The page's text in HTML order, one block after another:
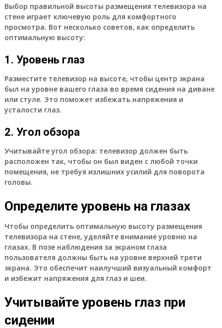
Выбор правильной высоты размещения телевизора на
стене играет ключевую роль для комфортного
просмотра. Вот несколько советов, как определить
оптимальную высоту:
1. Уровень глаз
Разместите телевизор на высоте, чтобы центр экрана
был на уровне вашего глаза во время сидения на диване
или стуле. Это поможет избежать напряжения и
усталости глаз.
2. Угол обзора
Учитывайте угол обзора: телевизор должен быть
расположен так, чтобы он был виден с любой точки
помещения, не требуя излишних усилий для поворота
головы.
Определите уровень на глазах
Чтобы определить оптимальную высоту размещения
телевизора на стене, уделяйте внимание уровню на
глазах. В позе наблюдения за экраном глаза
пользователя должны быть на уровне верхней трети
экрана. Это обеспечит наилучший визуальный комфорт
и избежит напряжения для глаз и шеи.
Учитывайте уровень глаз при
сидении